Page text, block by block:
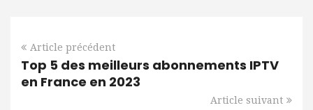
Article précédent
Top 5 des meilleurs abonnements IPTV
en France en 2023
Article suivant